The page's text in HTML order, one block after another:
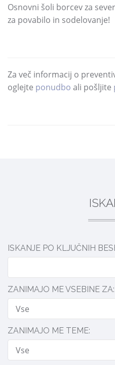
Osnovni šoli borcev za
za povabilo in sodelovanje!
Za več informacij o
oglejte ponudbo ali pošljite
ISKANJE PO KLJUČNIH
ZANIMAJO ME VSEBINE ZA:
Vse
ZANIMAJO ME TEME:
Vse